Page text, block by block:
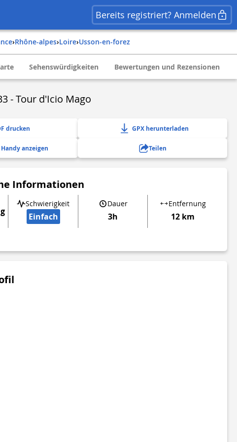
Bereits registriert? Anmelden
› rhône-alpes› loire› usson-en-forez
Sehenswürdigkeiten Bewertungen und Rezensionen
- Tour d'Icio Mago
drucken GPX herunterladen
anzeigen Teilen
Informationen
Schwierigkeit
Einfach
Dauer
3h
Entfernung
12 km